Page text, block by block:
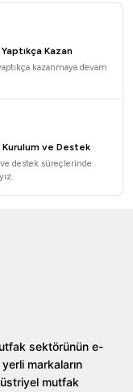
Kazan
kazanmaya devam
ve Destek
destek süreçlerinde
sektörünün e-
markaların
mutfak